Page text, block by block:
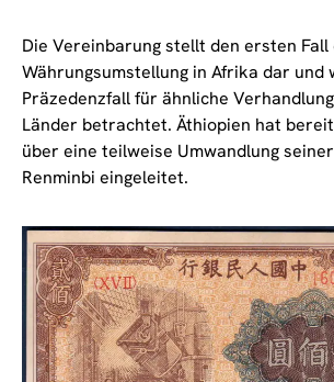
Die Vereinbarung stellt den ersten Fall
Währungsumstellung in Afrika dar und
Präzedenzfall für ähnliche
Länder betrachtet. Äthiopien hat
über eine teilweise Umwandlung
Renminbi eingeleitet.